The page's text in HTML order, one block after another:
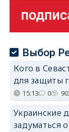
Выбор
Кого в
для защиты
15:13 0
Украинские
задуматься